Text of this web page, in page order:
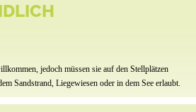
jedoch müssen sie auf den Stellplätzen
Sandstrand, Liegewiesen oder in dem See erlaubt.